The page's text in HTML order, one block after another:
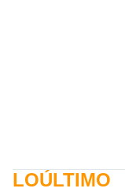
LOÚLTIMO